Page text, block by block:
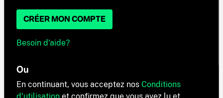
CRÉER MON COMPTE
Besoin d'aide?
Ou
En continuant, vous acceptez nos Conditions